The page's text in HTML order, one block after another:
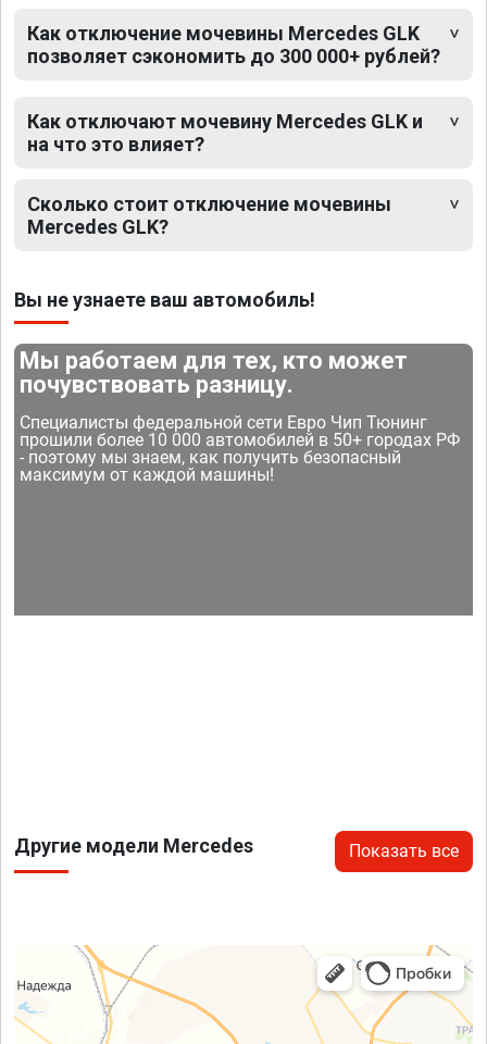
Как отключение мочевины Mercedes GLK
позволяет сэкономить до 300 000+ рублей?
Как отключают мочевину Mercedes GLK и
на что это влияет?
Сколько стоит отключение мочевины
Mercedes GLK?
Вы не узнаете ваш автомобиль!
Мы работаем для тех, кто может
почувствовать разницу.
Специалисты федеральной сети Евро Чип Тюнинг
прошили более 10 000 автомобилей в 50+ городах РФ
- поэтому мы знаем, как получить безопасный
максимум от каждой машины!
Другие модели Mercedes Показать все